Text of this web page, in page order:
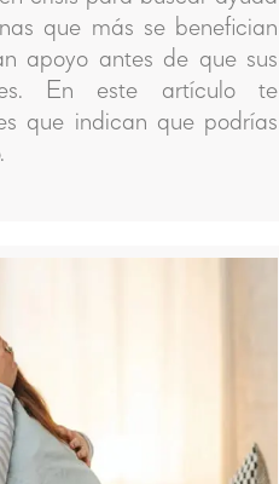
que más se benefician
apoyo antes de que sus
En este artículo te
que indican que podrías